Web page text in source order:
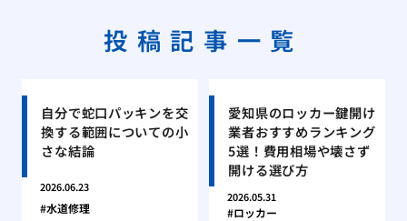
投稿記事一覧
自分で蛇口パッキンを交
換する範囲についての小
さな結論
2026.06.23
水道修理
愛知県のロッカー鍵開け
業者おすすめランキング
5選！費用相場や壊さず
開ける選び方
2026.05.31
ロッカー